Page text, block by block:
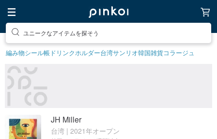
ユニークなアイテムを探そう
編み物シール帳 ドリンクホルダー台湾サンリオ韓国雑貨コラージュ
JH Miller
台湾 | 2021年オープン